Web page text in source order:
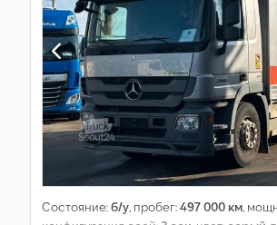
Состояние:б/у, пробег:497 000 км,